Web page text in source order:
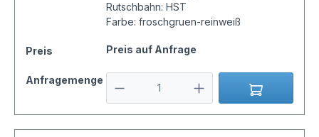
Rutschbahn: HST
Farbe: froschgruen-reinweiß
Preis Preis auf Anfrage
Anfragemenge